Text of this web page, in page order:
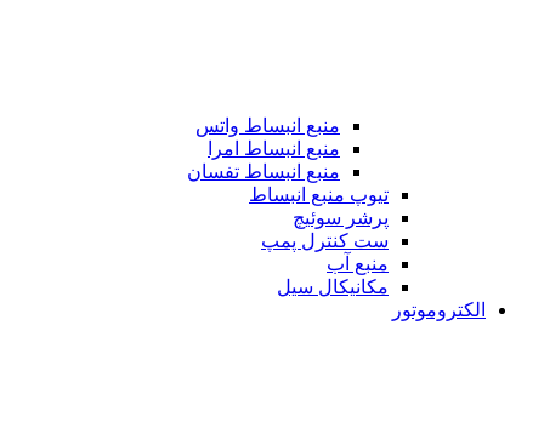
منبع انبساط واتس
منبع انبساط امرا
منبع انبساط تفسان
تیوپ منبع انبساط
پرشر سوئیچ
ست کنترل پمپ
منبع آب
مکانیکال سیل
الکتروموتور